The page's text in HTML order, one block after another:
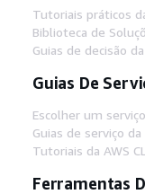
Tutoriais práticos
Biblioteca de
Guias de decisão
Guias De
Escolher um
Guias de serviço da
Tutoriais da AWS
Ferramentas